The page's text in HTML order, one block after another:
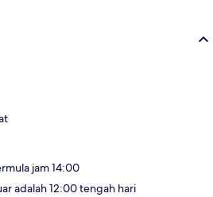
jam 14:00
adalah 12:00 tengah hari